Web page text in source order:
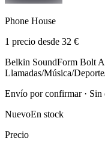
Phone House
1 precio desde 32 €
Belkin SoundForm Bolt
Llamadas/Música/
Envío por confirmar · Sin
NuevoEn stock
Precio